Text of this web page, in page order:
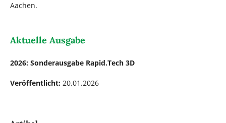
Aachen.
Aktuelle Ausgabe
2026: Sonderausgabe Rapid.Tech 3D
Veröffentlicht: 20.01.2026